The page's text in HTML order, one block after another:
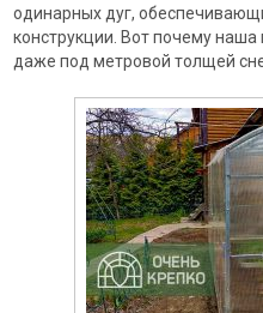
одинарных дуг,
конструкции. Вот почему
даже под метровой толщей